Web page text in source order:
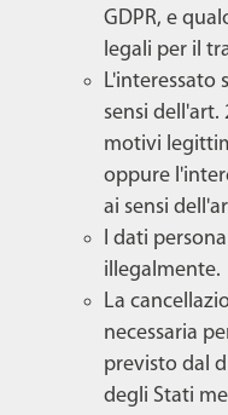
GDPR, e
legali per il
L'interessato
sensi dell'art.
motivi
oppure
ai sensi
I dati
illegalmente.
La
necessaria
previsto dal
degli Stati